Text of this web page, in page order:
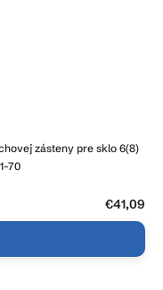
zásteny pre sklo 6(8)
70
€41,09